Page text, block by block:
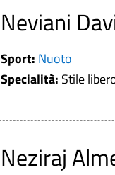
Neviani
Sport: Nuoto
Specialità: Stile
Neziraj